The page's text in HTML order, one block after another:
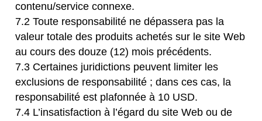
contenu/service connexe.
7.2 Toute responsabilité ne dépassera pas la
valeur totale des produits achetés sur le site Web
au cours des douze (12) mois précédents.
7.3 Certaines juridictions peuvent limiter les
exclusions de responsabilité ; dans ces cas, la
responsabilité est plafonnée à 10 USD.
7.4 L’insatisfaction à l’égard du site Web ou de